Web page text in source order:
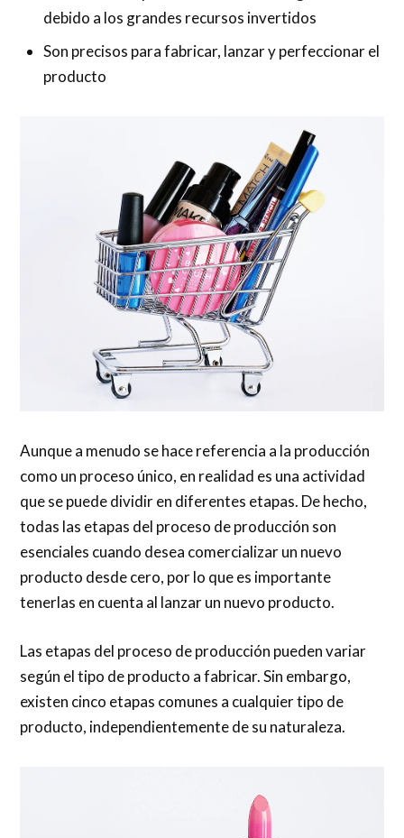
debido a los grandes recursos invertidos
Son precisos para fabricar, lanzar y perfeccionar el
producto
Aunque a menudo se hace referencia a la producción
como un proceso único, en realidad es una actividad
que se puede dividir en diferentes etapas. De hecho,
todas las etapas del proceso de producción son
esenciales cuando desea comercializar un nuevo
producto desde cero, por lo que es importante
tenerlas en cuenta al lanzar un nuevo producto.
Las etapas del proceso de producción pueden variar
según el tipo de producto a fabricar. Sin embargo,
existen cinco etapas comunes a cualquier tipo de
producto, independientemente de su naturaleza.